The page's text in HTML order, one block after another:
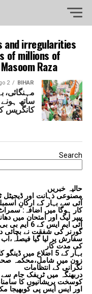
and irregularities
of millions of
Raza."
BIHAR
2 months ago
مہنگائی،
ساتھ
کانگریس
Search
حالیہ خبریں
مصنوعی ذہانت اور ڈیجیٹل
آئی سے بہار کے ارکانِ
کار ہوگا میں اضافہ:
پیپر لیک اور امتحان میں
آئی ایم ایس کے 6 ایم بی بی ایس طلبہ معطل
گورنر کی شفقت نے
کی مدت کار
زون میں شامل،محکمہ
نگرانی کے انتظامات
دربھنگہ میں ٹریفک جام
کوسخت پریشانیوں کا
اور ایس ایس پی کوبھیجا